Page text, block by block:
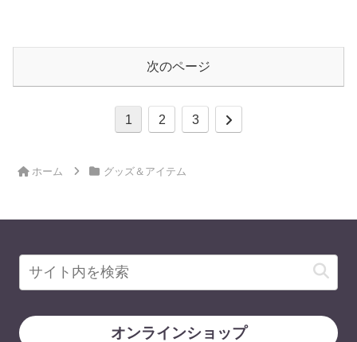
次のページ
1 2 3
次
ホーム グッズ＆アイテム
オンラインショップ